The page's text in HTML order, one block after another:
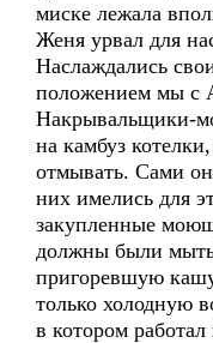
миске лежала
Женя урвал для
Наслаждались
положением мы с
Накрывальщики-
на камбуз
отмывать. Сами
них имелись для
закупленные
должны были мыть
пригоревшую
только холодную
в котором работал